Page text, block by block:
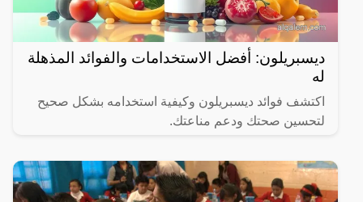
ديسبريلون: أفضل الاستخدامات والفوائد المذهلة
له
اكتشف فوائد ديسبريلون وكيفية استخدامه بشكل صحيح
لتحسين صحتك ودعم مناعتك.